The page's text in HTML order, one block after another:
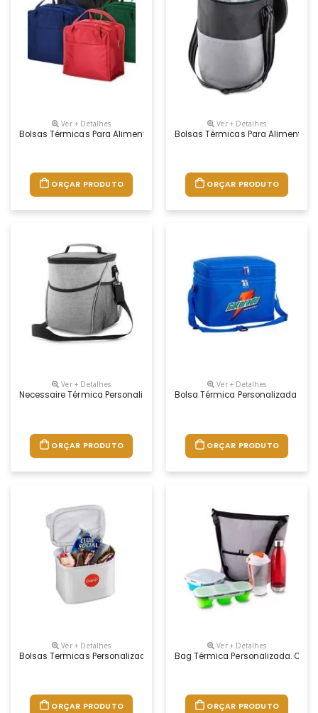
Ver + Detalhes
Bolsas Térmicas Para Alimentos
ORÇAR PRODUTO
Ver + Detalhes
Bolsas Térmicas Para Alimentos
ORÇAR PRODUTO
Ver + Detalhes
Necessaire Térmica Personalizada
ORÇAR PRODUTO
Ver + Detalhes
Bolsa Térmica Personalizada
ORÇAR PRODUTO
Ver + Detalhes
Bolsas Termicas Personalizadas Para Marmitas
ORÇAR PRODUTO
Ver + Detalhes
Bag Térmica Personalizada.
ORÇAR PRODUTO